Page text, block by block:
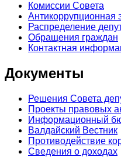
Комиссии Совета
Антикоррупционная
Распределение
Обращения граждан
Контактная
Документы
Решения Совета
Проекты правовых
Информационный
Валдайский Вестник
Противодействие
Сведения о доходах